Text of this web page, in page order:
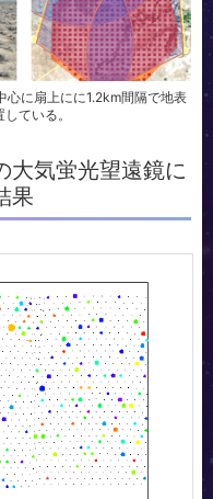
心に扇上にに1.2km間隔で地表
ている。
大気蛍光望遠鏡に
果